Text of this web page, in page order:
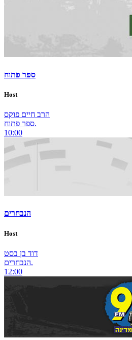
ספר פתוח
Host
הרב חיים פוקס
ספר פתוח.
10:00
הנבחרים
Host
דוד בן בסט
הנבחרים.
12:00